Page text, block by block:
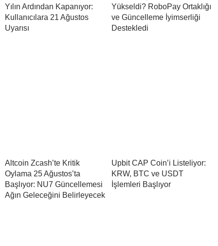
Yılın Ardından Kapanıyor:
Kullanıcılara 21 Ağustos
Uyarısı
Yükseldi? RoboPay Ortaklığı
ve Güncelleme İyimserliği
Destekledi
Altcoin Zcash’te Kritik
Oylama 25 Ağustos’ta
Başlıyor: NU7 Güncellemesi
Ağın Geleceğini Belirleyecek
Upbit CAP Coin’i Listeliyor:
KRW, BTC ve USDT
İşlemleri Başlıyor